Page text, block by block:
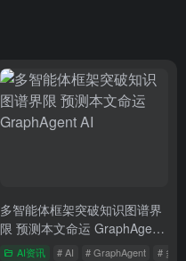
多智能体框架突破知识图谱界
限 预测本文命运 GraphAgent
AI AI资讯 # AI # GraphAgent # 多